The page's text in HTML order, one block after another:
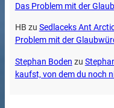
Das Problem mit der
HB zu Sedlaceks Ant
Problem mit der
Stephan Boden zu
kaufst, von dem du noch